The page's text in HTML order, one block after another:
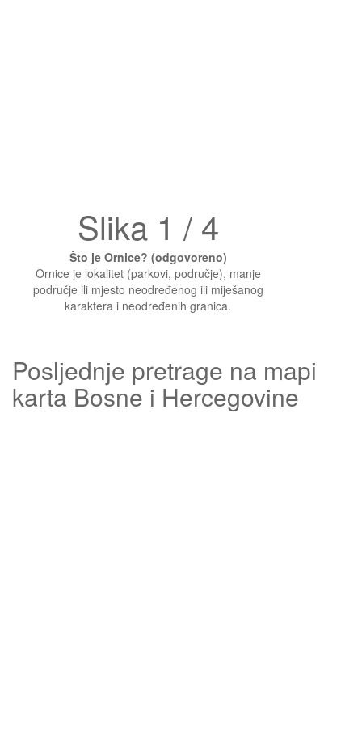
Slika 1 / 4
Što je Ornice? (odgovoreno)
Ornice je lokalitet (parkovi, područje), manje
područje ili mjesto neodređenog ili miješanog
karaktera i neodređenih granica.
Posljednje pretrage na mapi
karta Bosne i Hercegovine